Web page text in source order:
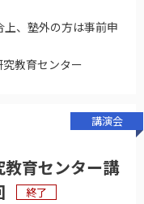
塾外の方は事前申
教育センター
講演会
教育センター講
終了